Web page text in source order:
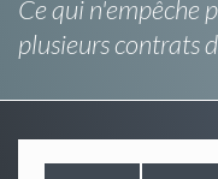
Ce qui n'empêche
plusieurs contrats